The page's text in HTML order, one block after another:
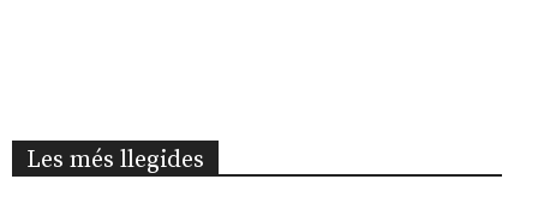
Les més llegides